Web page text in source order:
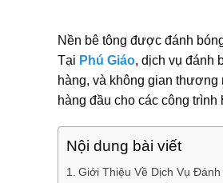
Nền bê tông được đánh
Tại Phú Giáo, dịch vụ đánh
hàng, và không gian thương
hàng đầu cho các công trình
Nội dung bài viết
Giới Thiệu Về Dịch Vụ